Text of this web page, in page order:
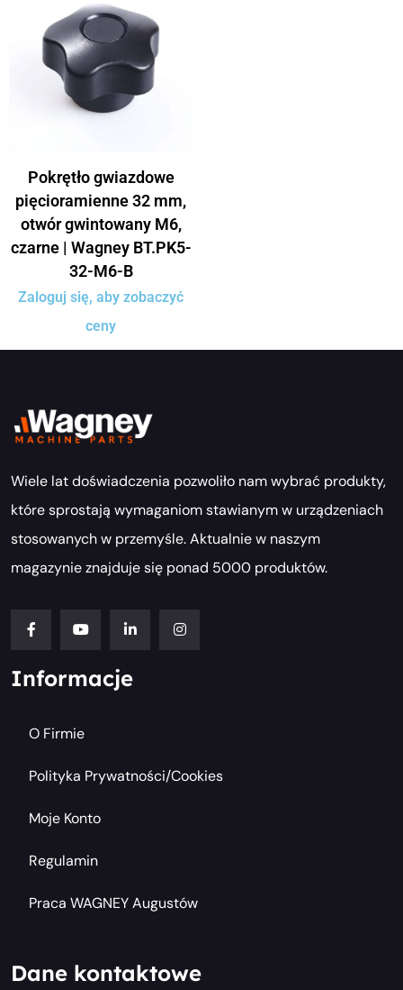
Pokrętło gwiazdowe
pięcioramienne 32 mm,
otwór gwintowany M6,
czarne | Wagney BT.PK5-
32-M6-B
Zaloguj się, aby zobaczyć
ceny
Wiele lat doświadczenia pozwoliło nam wybrać produkty,
które sprostają wymaganiom stawianym w urządzeniach
stosowanych w przemyśle. Aktualnie w naszym
magazynie znajduje się ponad 5000 produktów.
Informacje
O Firmie
Polityka Prywatności/cookies
Moje Konto
Regulamin
Praca WAGNEY Augustów
Dane kontaktowe